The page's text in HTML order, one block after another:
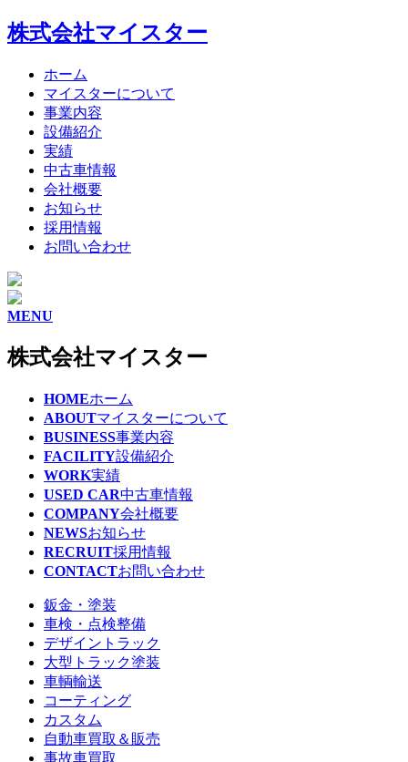
株式会社マイスター
ホーム
マイスターについて
事業内容
設備紹介
実績
中古車情報
会社概要
お知らせ
採用情報
お問い合わせ
MENU
株式会社マイスター
HOMEホーム
ABOUTマイスターについて
BUSINESS事業内容
FACILITY設備紹介
WORK実績
USED CAR中古車情報
COMPANY会社概要
NEWSお知らせ
RECRUIT採用情報
CONTACTお問い合わせ
鈑金・塗装
車検・点検整備
デザイントラック
大型トラック塗装
車輌輸送
コーティング
カスタム
自動車買取＆販売
事故車買取